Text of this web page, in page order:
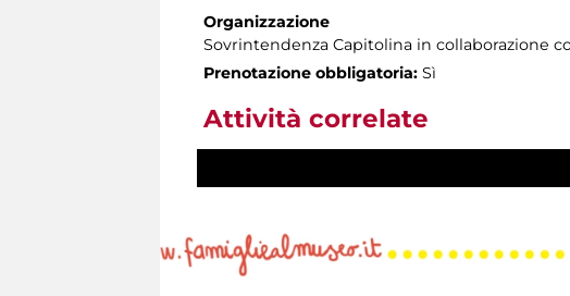
Organizzazione
Sovrintendenza Capitolina in collaborazione
Prenotazione obbligatoria: Sì
Attività correlate